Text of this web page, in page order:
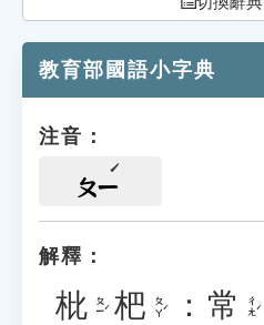
教育部國語小字典
注音：
ㄆㄧ
解釋：
枇 ㄆㄧˊ 杷 ㄆㄚˊ ： 常 ㄔㄤˊ